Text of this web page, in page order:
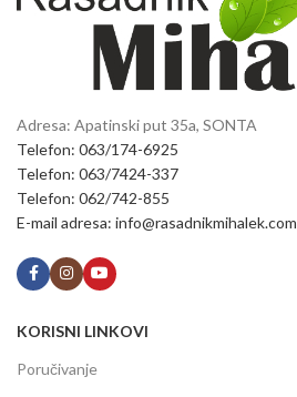
Adresa: Apatinski put 35a, SONTA
Telefon: 063/174-6925
Telefon: 063/7424-337
Telefon: 062/742-855
E-mail adresa: info@rasadnikmihalek.com
KORISNI LINKOVI
Poručivanje